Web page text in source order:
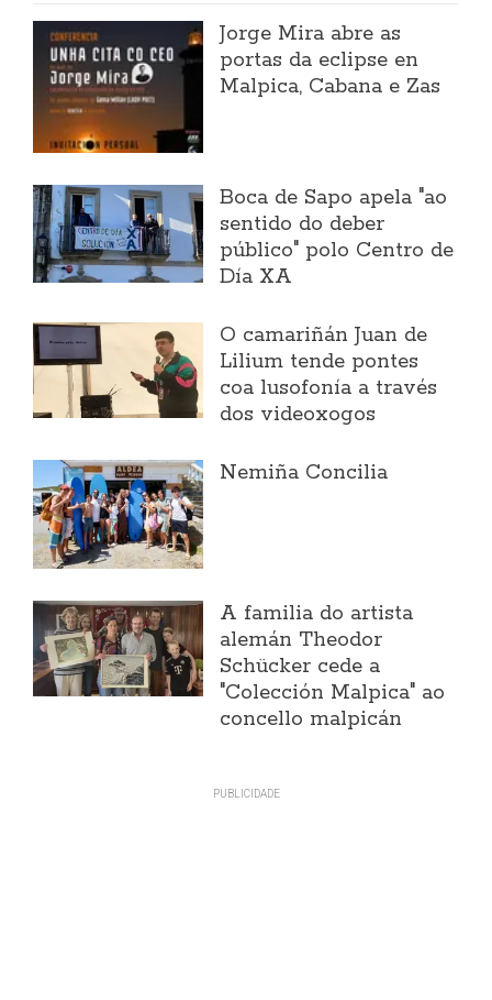
Jorge Mira abre as
portas da eclipse en
Malpica, Cabana e Zas
Boca de Sapo apela "ao
sentido do deber
público" polo Centro de
Día XA
O camariñán Juan de
Lilium tende pontes
coa lusofonía a través
dos videoxogos
Nemiña Concilia
A familia do artista
alemán Theodor
Schücker cede a
"Colección Malpica" ao
concello malpicán